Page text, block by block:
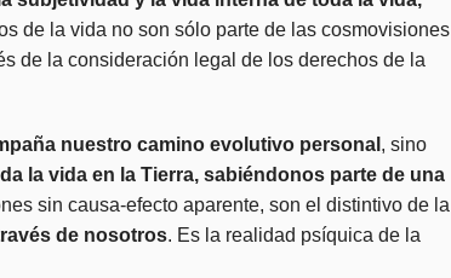
de la vida no son sólo parte de las cosmovisiones
de la consideración legal de los derechos de la
nuestro camino evolutivo personal , sino
la vida en la Tierra, sabiéndonos parte de una
sin causa-efecto aparente, son el distintivo de la
de nosotros. Es la realidad psíquica de la